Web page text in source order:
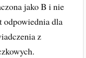
jako B i nie
odpowiednia dla
z